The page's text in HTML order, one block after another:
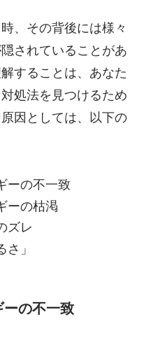
、その背後には様々
されていることがあ
することは、あなた
処法を見つけるため
因としては、以下の
ーの不一致
ーの枯渇
ズレ
」
ーの不一致